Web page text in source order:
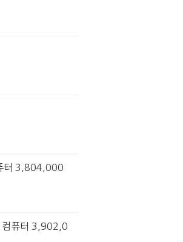
터 3,804,000
컴퓨터 3,902,0